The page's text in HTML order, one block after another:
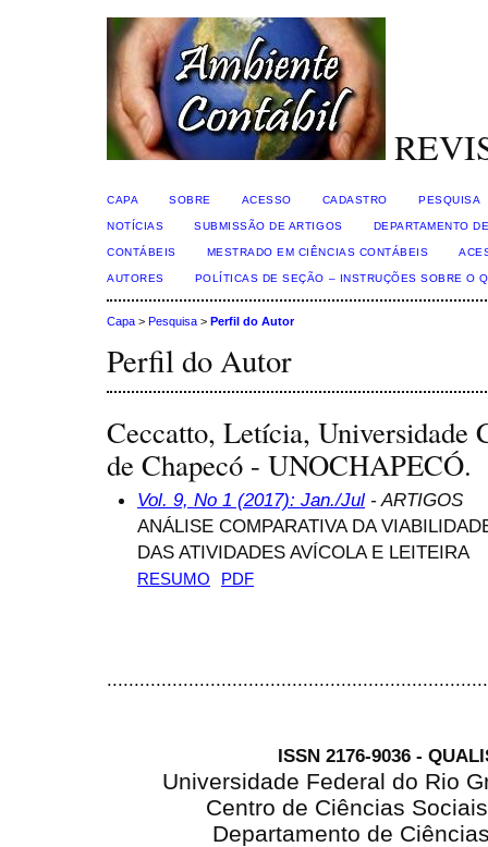
CAPA SOBRE ACESSO CADASTRO PESQUISA
NOTÍCIAS SUBMISSÃO DE ARTIGOS DEPARTAMENTO
CONTÁBEIS MESTRADO EM CIÊNCIAS CONTÁBEIS
AUTORES POLÍTICAS DE SEÇÃO – INSTRUÇÕES SOBRE O
Capa > Pesquisa > Perfil do Autor
Perfil do Autor
Ceccatto, Letícia, Universidade
de Chapecó - UNOCHAPECÓ.
Vol. 9, No 1 (2017): Jan./Jul - ARTIGOS
ANÁLISE COMPARATIVA DA
DAS ATIVIDADES AVÍCOLA E LEITEIRA
RESUMO PDF
ISSN 2176-9036 -
Universidade Federal do Rio
Centro de Ciências
Departamento de